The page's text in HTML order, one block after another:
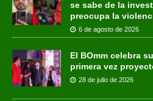
se sabe de la
preocupa la
6 de agosto de 2026
El BOmm celebra
primera vez
28 de julio de 2026